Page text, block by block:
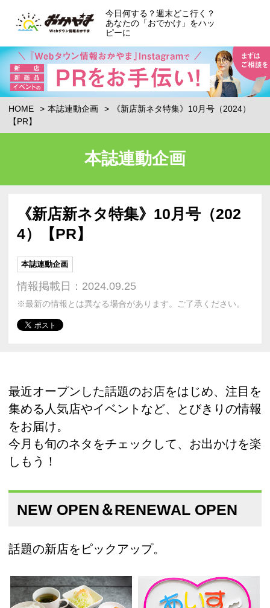
今日何する？週末どこ行く？
あなたの「おでかけ」をハッ
ピーに
HOME 本誌連動企画
《新店新ネタ特集》10月号（2024）
【PR】
本誌連動企画
《新店新ネタ特集》10月号（202
4）【PR】
本誌連動企画
情報掲載日：2024.09.25
※最新の情報とは異なる場合があります。ご了承ください。
最近オープンした話題のお店をはじめ、注目を
集める人気店やイベントなど、とびきりの情報
をお届け。
今月も旬のネタをチェックして、お出かけを楽
しもう！
NEW OPEN＆RENEWAL OPEN
話題の新店をピックアップ。